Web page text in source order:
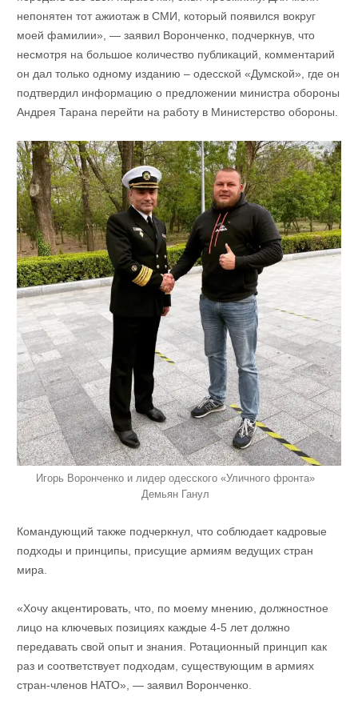
непонятен тот ажиотаж в СМИ, который появился вокруг
моей фамилии», — заявил Воронченко, подчеркнув, что
несмотря на большое количество публикаций, комментарий
он дал только одному изданию – одесской «Думской», где он
подтвердил информацию о предложении министра обороны
Андрея Тарана перейти на работу в Министерство обороны.
Игорь Воронченко и лидер одесского «Уличного фронта»
Демьян Ганул
Командующий также подчеркнул, что соблюдает кадровые
подходы и принципы, присущие армиям ведущих стран
мира.
«Хочу акцентировать, что, по моему мнению, должностное
лицо на ключевых позициях каждые 4-5 лет должно
передавать свой опыт и знания. Ротационный принцип как
раз и соответствует подходам, существующим в армиях
стран-членов НАТО», — заявил Воронченко.